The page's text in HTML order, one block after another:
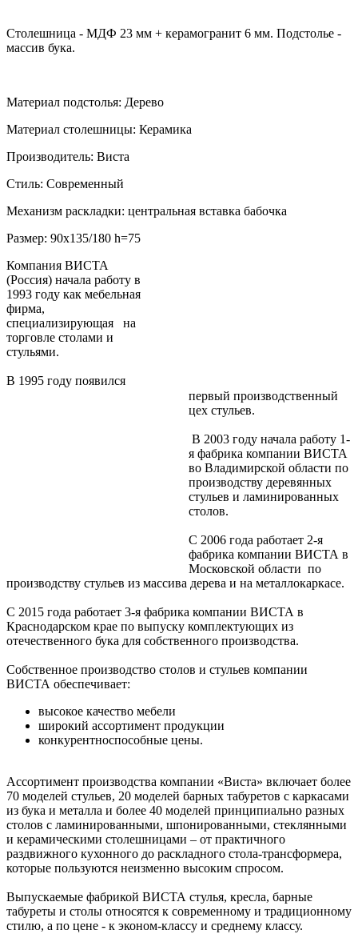
Столешница - МДФ 23 мм + керамогранит 6 мм. Подстолье -
массив бука.
Материал подстолья: Дерево
Материал столешницы: Керамика
Производитель: Виста
Стиль: Современный
Механизм раскладки: центральная вставка бабочка
Размер: 90х135/180 h=75
Компания ВИСТА
(Россия) начала работу в
1993 году как мебельная
фирма,
специализирующая на
торговле столами и
стульями.
В 1995 году появился
первый производственный
цех стульев.
В 2003 году начала работу 1-
я фабрика компании ВИСТА
во Владимирской области по
производству деревянных
стульев и ламинированных
столов.
С 2006 года работает 2-я
фабрика компании ВИСТА в
Московской области по
производству стульев из массива дерева и на металлокаркасе.
С 2015 года работает 3-я фабрика компании ВИСТА в
Краснодарском крае по выпуску комплектующих из
отечественного бука для собственного производства.
Собственное производство столов и стульев компании
ВИСТА обеспечивает:
высокое качество мебели
широкий ассортимент продукции
конкурентноспособные цены.
Ассортимент производства компании «Виста» включает более
70 моделей стульев, 20 моделей барных табуретов с каркасами
из бука и металла и более 40 моделей принципиально разных
столов с ламинированными, шпонированными, стеклянными
и керамическими столешницами – от практичного
раздвижного кухонного до раскладного стола-трансформера,
которые пользуются неизменно высоким спросом.
Выпускаемые фабрикой ВИСТА стулья, кресла, барные
табуреты и столы относятся к современному и традиционному
стилю, а по цене - к эконом-классу и среднему классу.